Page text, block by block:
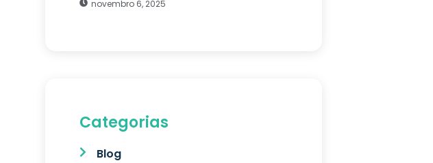
novembro 6, 2025
Categorias
Blog